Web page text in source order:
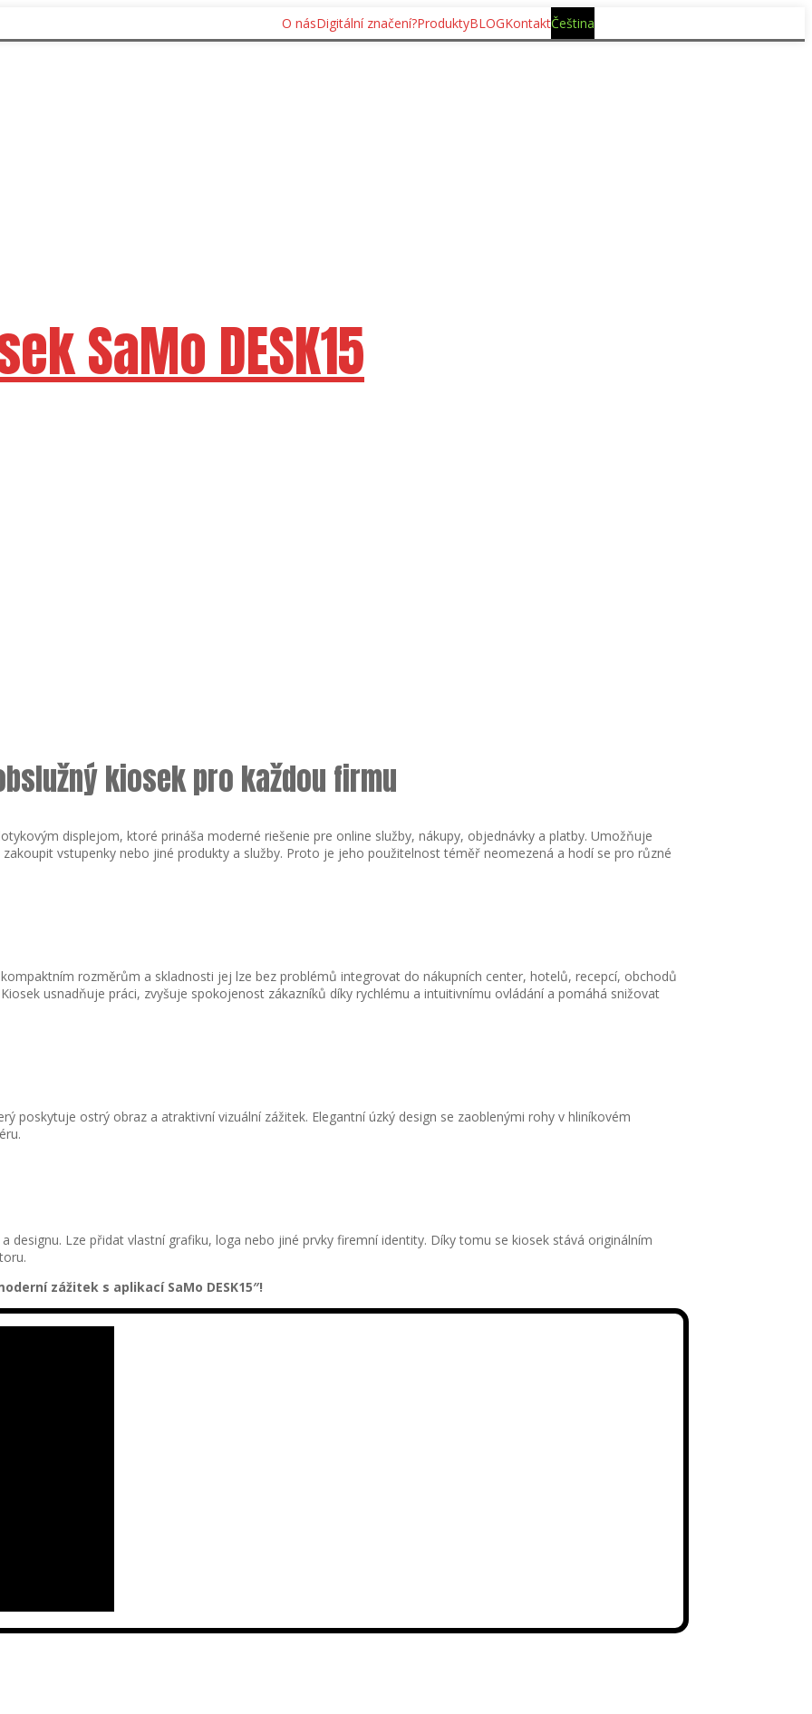
O násDigitální značení?ProduktyBLOGKontaktČeština
SaMo DESK15
kiosek pro každou firmu
displejom, ktoré prináša moderné riešenie pre online služby, nákupy, objednávky a platby. Umožňuje
vstupenky nebo jiné produkty a služby. Proto je jeho použitelnost téměř neomezená a hodí se pro různé
rozměrům a skladnosti jej lze bez problémů integrovat do nákupních center, hotelů, recepcí, obchodů
usnadňuje práci, zvyšuje spokojenost zákazníků díky rychlému a intuitivnímu ovládání a pomáhá snižovat
poskytuje ostrý obraz a atraktivní vizuální zážitek. Elegantní úzký design se zaoblenými rohy v hliníkovém
designu. Lze přidat vlastní grafiku, loga nebo jiné prvky firemní identity. Díky tomu se kiosek stává originálním
zážitek s aplikací SaMo DESK15″!